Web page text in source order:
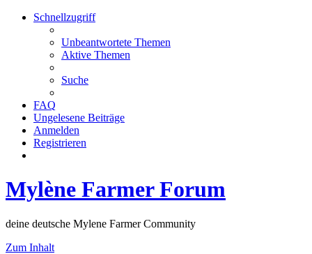
Schnellzugriff
Unbeantwortete Themen
Aktive Themen
Suche
FAQ
Ungelesene Beiträge
Anmelden
Registrieren
Mylène Farmer Forum
deine deutsche Mylene Farmer Community
Zum Inhalt